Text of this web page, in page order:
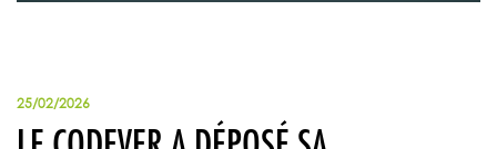
25/02/2026